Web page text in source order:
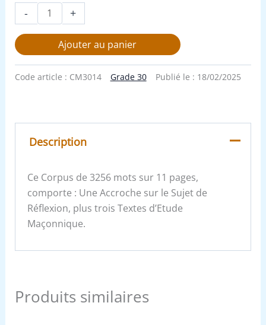
- +
Ajouter au panier
Code article : CM3014 Grade 30 Publié le : 18/02/2025
Description
Ce Corpus de 3256 mots sur 11 pages,
comporte : Une Accroche sur le Sujet de
Réflexion, plus trois Textes d’Etude
Maçonnique.
Produits similaires